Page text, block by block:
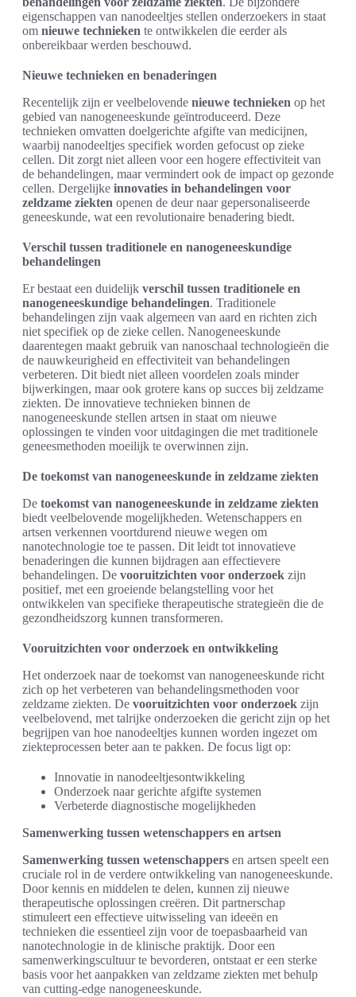
eigenschappen van nanodeeltjes stellen onderzoekers in staat
om nieuwe technieken te ontwikkelen die eerder als
onbereikbaar werden beschouwd.
Nieuwe technieken en benaderingen
Recentelijk zijn er veelbelovende nieuwe technieken op het
gebied van nanogeneeskunde geïntroduceerd. Deze
technieken omvatten doelgerichte afgifte van medicijnen,
waarbij nanodeeltjes specifiek worden gefocust op zieke
cellen. Dit zorgt niet alleen voor een hogere effectiviteit van
de behandelingen, maar vermindert ook de impact op gezonde
cellen. Dergelijke innovaties in behandelingen voor
zeldzame ziekten openen de deur naar gepersonaliseerde
geneeskunde, wat een revolutionaire benadering biedt.
Verschil tussen traditionele en nanogeneeskundige
behandelingen
Er bestaat een duidelijk verschil tussen traditionele en
nanogeneeskundige behandelingen. Traditionele
behandelingen zijn vaak algemeen van aard en richten zich
niet specifiek op de zieke cellen. Nanogeneeskunde
daarentegen maakt gebruik van nanoschaal technologieën die
de nauwkeurigheid en effectiviteit van behandelingen
verbeteren. Dit biedt niet alleen voordelen zoals minder
bijwerkingen, maar ook grotere kans op succes bij zeldzame
ziekten. De innovatieve technieken binnen de
nanogeneeskunde stellen artsen in staat om nieuwe
oplossingen te vinden voor uitdagingen die met traditionele
geneesmethoden moeilijk te overwinnen zijn.
De toekomst van nanogeneeskunde in zeldzame ziekten
De toekomst van nanogeneeskunde in zeldzame ziekten
biedt veelbelovende mogelijkheden. Wetenschappers en
artsen verkennen voortdurend nieuwe wegen om
nanotechnologie toe te passen. Dit leidt tot innovatieve
benaderingen die kunnen bijdragen aan effectievere
behandelingen. De vooruitzichten voor onderzoek zijn
positief, met een groeiende belangstelling voor het
ontwikkelen van specifieke therapeutische strategieën die de
gezondheidszorg kunnen transformeren.
Vooruitzichten voor onderzoek en ontwikkeling
Het onderzoek naar de toekomst van nanogeneeskunde richt
zich op het verbeteren van behandelingsmethoden voor
zeldzame ziekten. De vooruitzichten voor onderzoek zijn
veelbelovend, met talrijke onderzoeken die gericht zijn op het
begrijpen van hoe nanodeeltjes kunnen worden ingezet om
ziekteprocessen beter aan te pakken. De focus ligt op:
Innovatie in nanodeeltjesontwikkeling
Onderzoek naar gerichte afgifte systemen
Verbeterde diagnostische mogelijkheden
Samenwerking tussen wetenschappers en artsen
Samenwerking tussen wetenschappers en artsen speelt een
cruciale rol in de verdere ontwikkeling van nanogeneeskunde.
Door kennis en middelen te delen, kunnen zij nieuwe
therapeutische oplossingen creëren. Dit partnerschap
stimuleert een effectieve uitwisseling van ideeën en
technieken die essentieel zijn voor de toepasbaarheid van
nanotechnologie in de klinische praktijk. Door een
samenwerkingscultuur te bevorderen, ontstaat er een sterke
basis voor het aanpakken van zeldzame ziekten met behulp
van cutting-edge nanogeneeskunde.